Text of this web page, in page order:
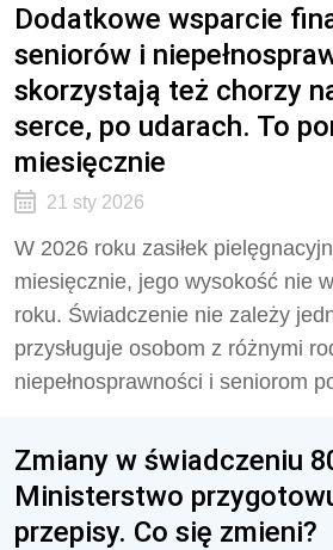
Dodatkowe wsparcie
seniorów i
skorzystają też chorzy
serce, po udarach. To
miesięcznie
21 sty 2026
W 2026 roku zasiłek
miesięcznie, jego wysokość nie
roku. Świadczenie nie zależy
przysługuje osobom z różnymi
niepełnosprawności i seniorom
Zmiany w świadczeniu
Ministerstwo
przepisy. Co się zmieni?